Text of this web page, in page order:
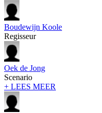
Boudewijn Koole
Regisseur
Oek de Jong
Scenario
+ LEES MEER